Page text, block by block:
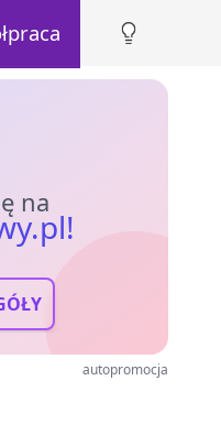
na
autopromocja